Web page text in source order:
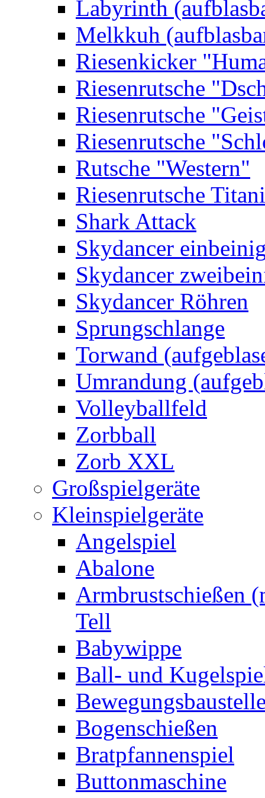
Labyrinth
Melkkuh
Riesenkicker
Riesenrutsche
Riesenrutsche
Riesenrutsche
Rutsche "Western"
Riesenrutsche
Shark Attack
Skydancer
Skydancer
Skydancer Röhren
Sprungschlange
Torwand
Umrandung
Volleyballfeld
Zorbball
Zorb XXL
Großspielgeräte
Kleinspielgeräte
Angelspiel
Abalone
Armbrustschießen
Tell
Babywippe
Ball- und
Bogenschießen
Bratpfannenspiel
Buttonmaschine